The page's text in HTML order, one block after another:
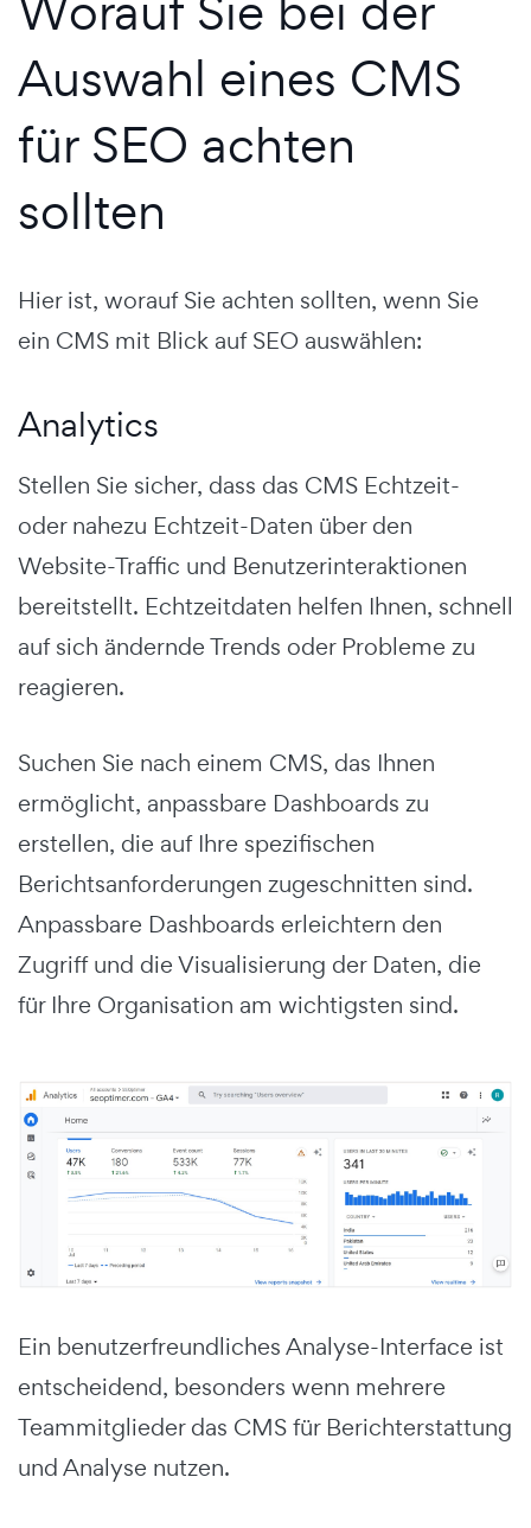
Auswahl eines CMS
für SEO achten
sollten
Hier ist, worauf Sie achten sollten, wenn Sie
ein CMS mit Blick auf SEO auswählen:
Analytics
Stellen Sie sicher, dass das CMS Echtzeit-
oder nahezu Echtzeit-Daten über den
Website-Traffic und Benutzerinteraktionen
bereitstellt. Echtzeitdaten helfen Ihnen, schnell
auf sich ändernde Trends oder Probleme zu
reagieren.
Suchen Sie nach einem CMS, das Ihnen
ermöglicht, anpassbare Dashboards zu
erstellen, die auf Ihre spezifischen
Berichtsanforderungen zugeschnitten sind.
Anpassbare Dashboards erleichtern den
Zugriff und die Visualisierung der Daten, die
für Ihre Organisation am wichtigsten sind.
Ein benutzerfreundliches Analyse-Interface ist
entscheidend, besonders wenn mehrere
Teammitglieder das CMS für Berichterstattung
und Analyse nutzen.